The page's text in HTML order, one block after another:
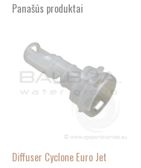
Panašūs produktai
Diffuser Cyclone Euro Jet